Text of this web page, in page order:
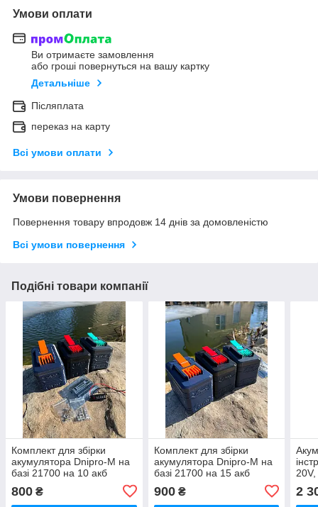
Умови оплати
Ви отримаєте замовлення
або гроші повернуться на вашу картку
Детальніше
Післяплата
переказ на карту
Всі умови оплати
Умови повернення
Повернення товару впродовж 14 днів за домовленістю
Всі умови повернення
Подібні товари компанії
Комплект для збірки
акумулятора Dnipro-M на
базі 21700 на 10 акб
800 ₴
Комплект для збірки
акумулятора Dnipro-M на
базі 21700 на 15 акб
900₴ 2